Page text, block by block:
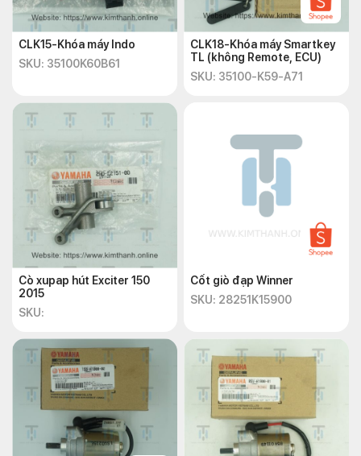
CLK15-Khóa máy Indo
SKU: 35100K60B61
CLK18-Khóa máy Smartkey
TL (không Remote, ECU)
SKU: 35100-K59-A71
Cò xupap hút Exciter 150
2015
SKU:
Cốt giò đạp Winner
SKU: 28251K15900